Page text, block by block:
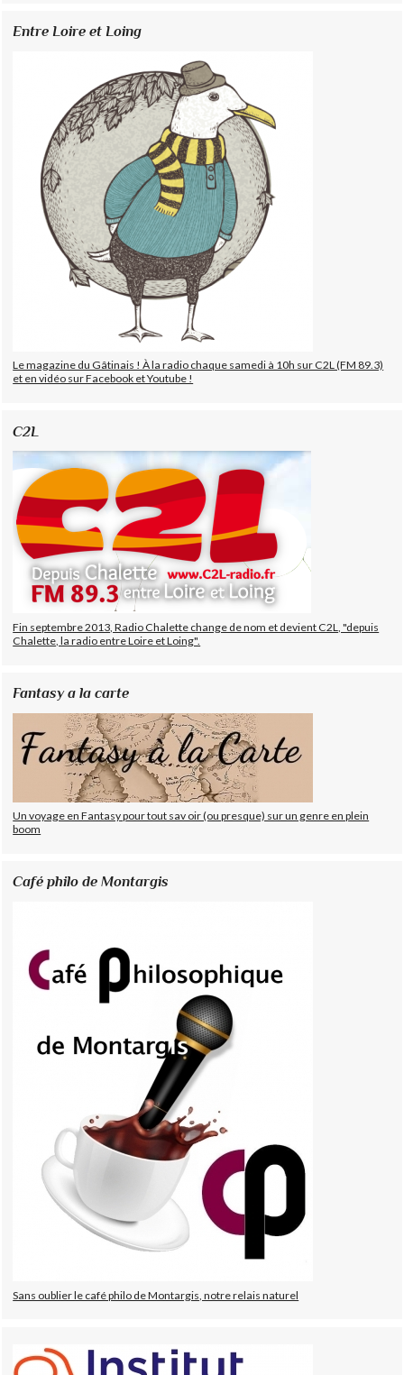
Entre Loire et Loing
Le magazine du Gâtinais ! À la radio chaque samedi à 10h sur C2L (FM 89.3)
et en vidéo sur Facebook et Youtube !
C2L
Fin septembre 2013, Radio Chalette change de nom et devient C2L, "depuis
Chalette, la radio entre Loire et Loing".
Fantasy a la carte
Un voyage en Fantasy pour tout sav oir (ou presque) sur un genre en plein
boom
Café philo de Montargis
Sans oublier le café philo de Montargis, notre relais naturel